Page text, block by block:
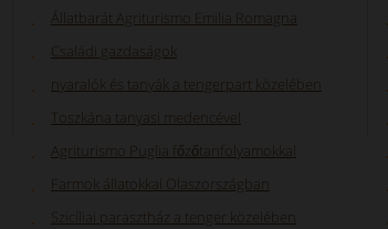
Állatbarát Agriturismo Emilia Romagna
Családi gazdaságok
nyaralók és tanyák a tengerpart közelében
Toszkána tanyasi medencével
Agriturismo Puglia főzőtanfolyamokkal
Farmok állatokkal Olaszországban
Szicíliai parasztház a tenger közelében